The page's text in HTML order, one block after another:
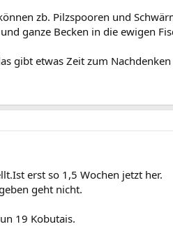
zb. Pilzspooren und
ganze Becken in die ewigen
gibt etwas Zeit zum
erst so 1,5 Wochen jetzt her.
geht nicht.
19 Kobutais.